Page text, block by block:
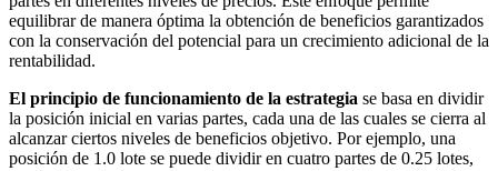
equilibrar de manera óptima la obtención de beneficios garantizados
con la conservación del potencial para un crecimiento adicional de la
rentabilidad.
El principio de funcionamiento de la estrategia se basa en dividir
la posición inicial en varias partes, cada una de las cuales se cierra al
alcanzar ciertos niveles de beneficios objetivo. Por ejemplo, una
posición de 1.0 lote se puede dividir en cuatro partes de 0.25 lotes,